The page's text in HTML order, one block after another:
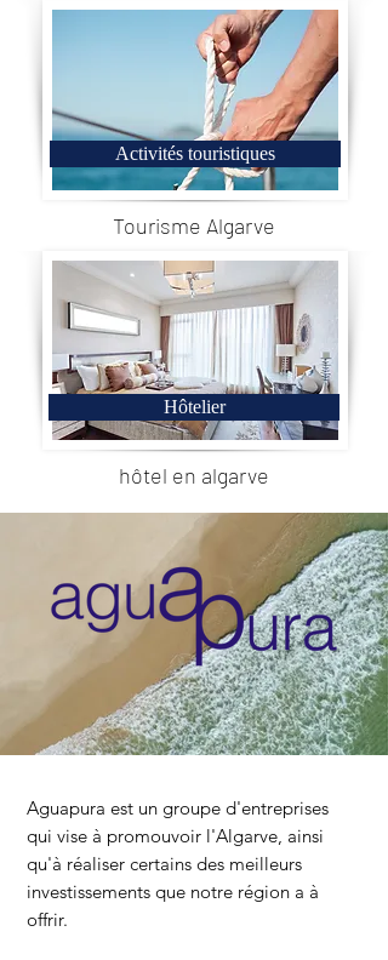
Activités touristiques
Tourisme Algarve
Hôtelier
hôtel en algarve
Aguapura est un groupe d'entreprises
qui vise à promouvoir l'Algarve, ainsi
qu'à réaliser certains des meilleurs
investissements que notre région a à
offrir.